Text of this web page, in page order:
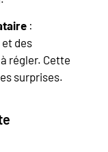
:
des
régler. Cette
surprises.